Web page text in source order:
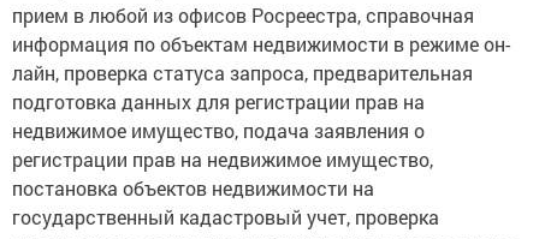
прием в любой из офисов Росреестра, справочная
информация по объектам недвижимости в режиме он-
лайн, проверка статуса запроса, предварительная
подготовка данных для регистрации прав на
недвижимое имущество, подача заявления о
регистрации прав на недвижимое имущество,
постановка объектов недвижимости на
государственный кадастровый учет, проверка